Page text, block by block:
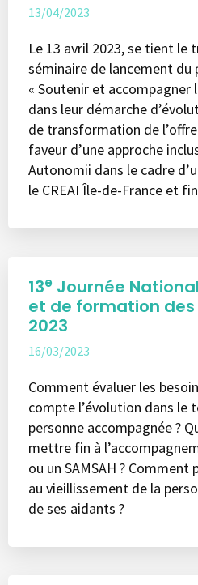
13/04/2023
Le 13 avril 2023, se tient le
séminaire de lancement
« Soutenir et accompagner
dans leur démarche
de transformation de
faveur d’une approche
Autonomii dans le cadre
le CREAI Île-de-France et
13e Journée
et de formation des
2023
16/03/2023
Comment évaluer les
compte l’évolution dans le
personne accompagnée ?
mettre fin à
ou un SAMSAH ? Comment
au vieillissement de la
de ses aidants ?